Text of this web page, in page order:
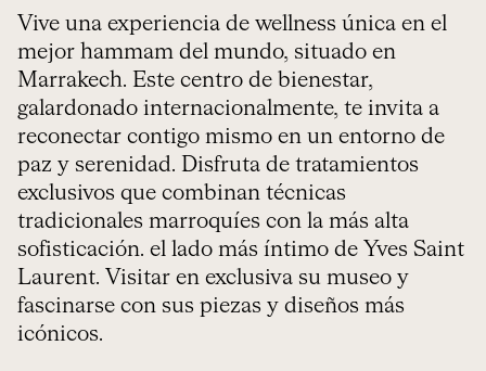
Vive una experiencia de wellness única en el
mejor hammam del mundo, situado en
Marrakech. Este centro de bienestar,
galardonado internacionalmente, te invita a
reconectar contigo mismo en un entorno de
paz y serenidad. Disfruta de tratamientos
exclusivos que combinan técnicas
tradicionales marroquíes con la más alta
sofisticación. el lado más íntimo de Yves Saint
Laurent. Visitar en exclusiva su museo y
fascinarse con sus piezas y diseños más
icónicos.